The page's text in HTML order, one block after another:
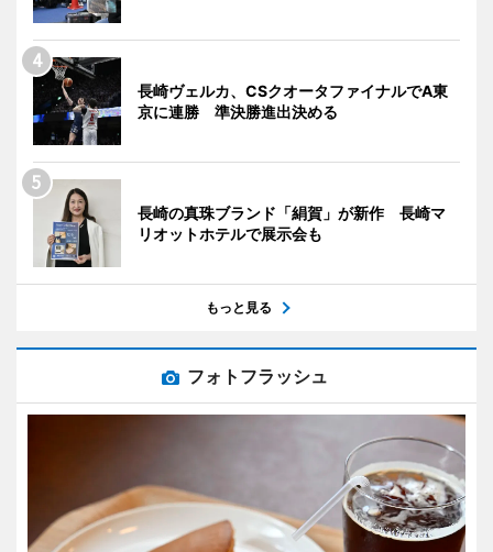
長崎ヴェルカ、CSクオータファイナルでA東
京に連勝 準決勝進出決める
長崎の真珠ブランド「絹賀」が新作 長崎マ
リオットホテルで展示会も
もっと見る
フォトフラッシュ